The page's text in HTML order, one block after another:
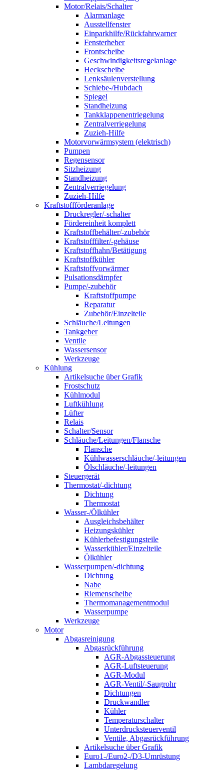
Motor/Relais/Schalter
Alarmanlage
Ausstellfenster
Einparkhilfe/Rückfahrwarner
Fensterheber
Frontscheibe
Geschwindigkeitsregelanlage
Heckscheibe
Lenksäulenverstellung
Schiebe-/Hubdach
Spiegel
Standheizung
Tankklappenentriegelung
Zentralverriegelung
Zuzieh-Hilfe
Motorvorwärmsystem (elektrisch)
Pumpen
Regensensor
Sitzheizung
Standheizung
Zentralverriegelung
Zuzieh-Hilfe
Kraftstoffförderanlage
Druckregler/-schalter
Fördereinheit komplett
Kraftstoffbehälter/-zubehör
Kraftstofffilter/-gehäuse
Kraftstoffhahn/Betätigung
Kraftstoffkühler
Kraftstoffvorwärmer
Pulsationsdämpfer
Pumpe/-zubehör
Kraftstoffpumpe
Reparatur
Zubehör/Einzelteile
Schläuche/Leitungen
Tankgeber
Ventile
Wassersensor
Werkzeuge
Kühlung
Artikelsuche über Grafik
Frostschutz
Kühlmodul
Luftkühlung
Lüfter
Relais
Schalter/Sensor
Schläuche/Leitungen/Flansche
Flansche
Kühlwasserschläuche/-leitungen
Ölschläuche/-leitungen
Steuergerät
Thermostat/-dichtung
Dichtung
Thermostat
Wasser-/Ölkühler
Ausgleichsbehälter
Heizungskühler
Kühlerbefestigungsteile
Wasserkühler/Einzelteile
Ölkühler
Wasserpumpen/-dichtung
Dichtung
Nabe
Riemenscheibe
Thermomanagementmodul
Wasserpumpe
Werkzeuge
Motor
Abgasreinigung
Abgasrückführung
AGR-Abgassteuerung
AGR-Luftsteuerung
AGR-Modul
AGR-Ventil/-Saugrohr
Dichtungen
Druckwandler
Kühler
Temperaturschalter
Unterdrucksteuerventil
Ventile, Abgasrückführung
Artikelsuche über Grafik
Euro1-/Euro2-/D3-Umrüstung
Lambdaregelung